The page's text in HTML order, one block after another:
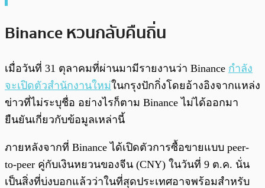
Binance หวนกลับคืนถิ่น
เมื่อวันที่ 31 ตุลาคมที่ผ่านมามีรายงานว่า Binance กำลัง
จะเปิดตัวสำนักงานใหม่ในกรุงปักกิ่งโดยอ้างอิงจากแหล่ง
ข่าวที่ไม่ระบุชื่อ อย่างไรก็ตาม Binance ไม่ได้ออกมา
ยืนยันเกี่ยวกับข้อมูลเหล่านี้
ภายหลังจากที่ Binance ได้เปิดตัวการซื้อขายแบบ peer-
to-peer คู่กับเงินหยวนของจีน (CNY) ในวันที่ 9 ต.ค. นั่น
เป็นสิ่งที่บ่งบอกแล้วว่าในที่สุดประเทศอาจพร้อมสำหรับ